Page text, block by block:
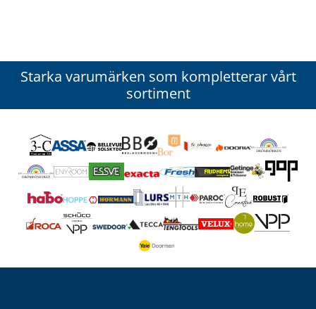
Starka varumärken som kompletterar vårt
sortiment